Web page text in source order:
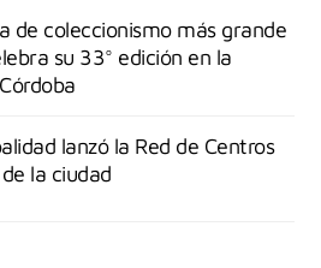
de coleccionismo más grande
su 33° edición en la
lanzó la Red de Centros
la ciudad